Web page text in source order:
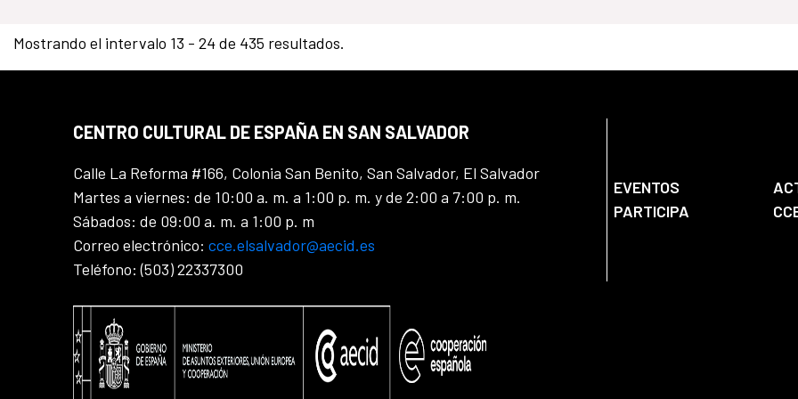
Mostrando el intervalo 13 - 24 de 435 resultados.
CENTRO CULTURAL DE ESPAÑA EN SAN SALVADOR
Calle La Reforma #166, Colonia San Benito, San Salvador, El Salvador
Martes a viernes: de 10:00 a. m. a 1:00 p. m. y de 2:00 a 7:00 p. m.
Sábados: de 09:00 a. m. a 1:00 p. m
Correo electrónico: cce.elsalvador@aecid.es
Teléfono: (503) 22337300
EVENTOS
PARTICIPA